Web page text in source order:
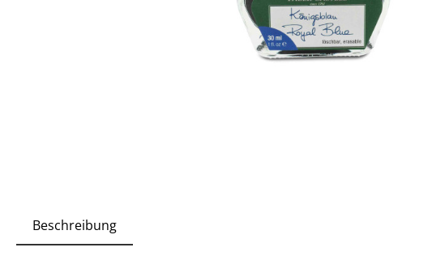
Beschreibung